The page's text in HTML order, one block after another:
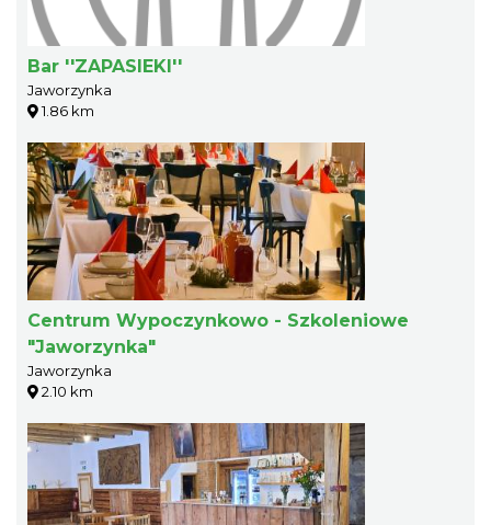
Bar ''ZAPASIEKI''
Jaworzynka
1.86 km
Centrum Wypoczynkowo - Szkoleniowe
"Jaworzynka"
Jaworzynka
2.10 km